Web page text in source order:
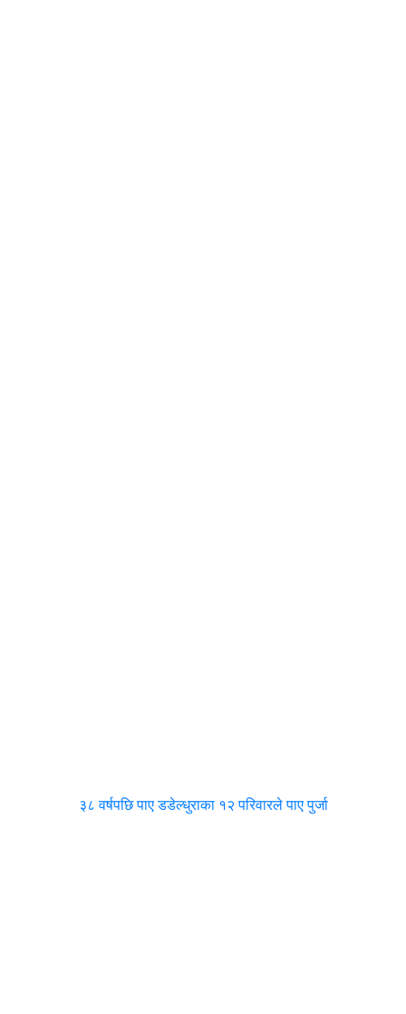
३८ वर्षपछि पाए डडेल्धुराका १२ परिवारले पाए पुर्जा